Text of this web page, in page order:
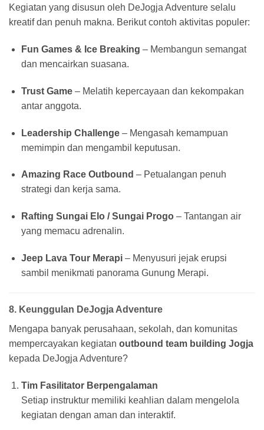
Kegiatan yang disusun oleh DeJogja Adventure selalu
kreatif dan penuh makna. Berikut contoh aktivitas populer:
Fun Games & Ice Breaking – Membangun semangat
dan mencairkan suasana.
Trust Game– Melatih kepercayaan dan kekompakan
antar anggota.
Leadership Challenge– Mengasah kemampuan
memimpin dan mengambil keputusan.
Amazing Race Outbound – Petualangan penuh
strategi dan kerja sama.
Rafting Sungai Elo / Sungai Progo– Tantangan air
yang memacu adrenalin.
Jeep Lava Tour Merapi– Menyusuri jejak erupsi
sambil menikmati panorama Gunung Merapi.
8. Keunggulan DeJogja Adventure
Mengapa banyak perusahaan, sekolah, dan komunitas
mempercayakan kegiatan outbound team building Jogja
kepada DeJogja Adventure?
Tim Fasilitator Berpengalaman
Setiap instruktur memiliki keahlian dalam mengelola
kegiatan dengan aman dan interaktif.